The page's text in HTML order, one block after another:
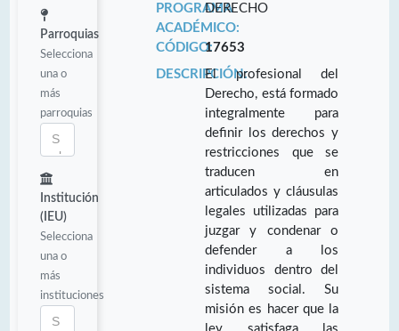
Parroquias
Selecciona
una o
más
parroquias
Institución
(IEU)
Selecciona
una o
más
instituciones
PROGRAMA
ACADÉMICO:
DERECHO
CÓDIGO:17653
DESCRIPCIÓN:El profesional del
Derecho, está formado
integralmente para
definir los derechos y
restricciones que se
traducen en
articulados y cláusulas
legales utilizadas para
juzgar y condenar o
defender a los
individuos dentro del
sistema social. Su
misión es hacer que la